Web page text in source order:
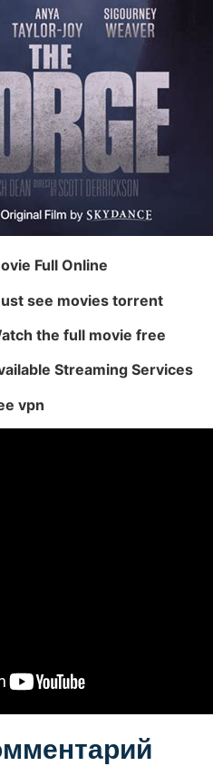
Full Online
see movies torrent
the full movie free
Streaming Services
vpn